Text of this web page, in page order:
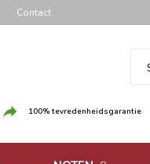
Contact
100% tevredenheidsgarantie